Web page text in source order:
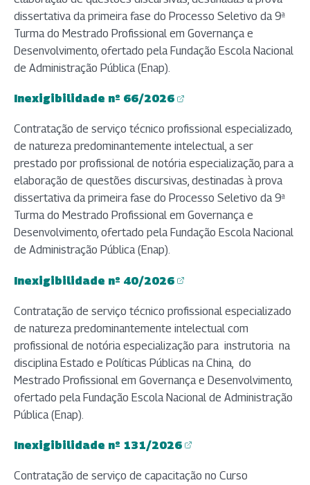
dissertativa da primeira fase do Processo Seletivo da 9ª
Turma do Mestrado Profissional em Governança e
Desenvolvimento, ofertado pela Fundação Escola Nacional
de Administração Pública (Enap).
Inexigibilidade nº 66/2026
(abre em nova aba)
Contratação de serviço técnico profissional especializado,
de natureza predominantemente intelectual, a ser
prestado por profissional de notória especialização, para a
elaboração de questões discursivas, destinadas à prova
dissertativa da primeira fase do Processo Seletivo da 9ª
Turma do Mestrado Profissional em Governança e
Desenvolvimento, ofertado pela Fundação Escola Nacional
de Administração Pública (Enap).
Inexigibilidade nº 40/2026
(abre em nova aba)
Contratação de serviço técnico profissional especializado
de natureza predominantemente intelectual com
profissional de notória especialização para instrutoria na
disciplina Estado e Políticas Públicas na China, do
Mestrado Profissional em Governança e Desenvolvimento,
ofertado pela Fundação Escola Nacional de Administração
Pública (Enap).
Inexigibilidade nº 131/2026
(abre em nova aba)
Contratação de serviço de capacitação no Curso